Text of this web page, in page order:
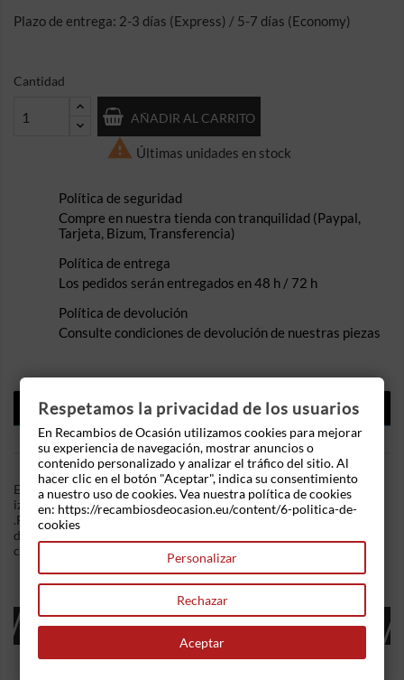
Plazo de entrega: 2-3 días (Express) / 5-7 días (Economy)
Cantidad
AÑADIR AL CARRITO
 Últimas unidades en stock
Política de seguridad
Compre en nuestra tienda con tranquilidad (Paypal,
Tarjeta, Bizum, Transferencia)
Política de entrega
Los pedidos serán entregados en 48 h / 72 h
Política de devolución
Consulte condiciones de devolución de nuestras piezas
DESCRIPCIÓN
DETALLES DEL PRODUCTO
En Recambios de Ocasion disponemos de Piloto trasero
izquierdo Renault Clio II Furgón (SB0/1/2_) 1.5 dCi (82 cv)
.Referencia Interna: 04020932093026. Algun arañazo. Ademas,
disponemos de mas recambios, si tiene cualquier duda
consultenos.
16 OTROS PRODUCTOS EN LA MISMA
CATEGORÍA:
Respetamos la privacidad de los usuarios
En Recambios de Ocasión utilizamos cookies para mejorar
su experiencia de navegación, mostrar anuncios o
contenido personalizado y analizar el tráfico del sitio. Al
hacer clic en el botón "Aceptar", indica su consentimiento
a nuestro uso de cookies. Vea nuestra política de cookies
en: https://recambiosdeocasion.eu/content/6-politica-de-
cookies
Personalizar
Rechazar
Aceptar